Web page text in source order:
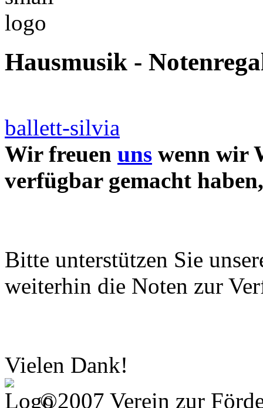
Hausmusik -
ballett-silvia
Wir freuen uns wenn wir
verfügbar gemacht
Bitte unterstützen Sie
weiterhin die Noten zur
Vielen Dank!
©2007 Verein zur